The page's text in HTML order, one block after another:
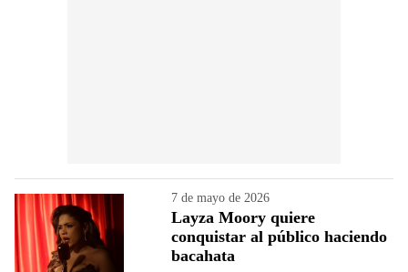
7 de mayo de 2026
Layza Moory quiere
conquistar al público haciendo
bacahata